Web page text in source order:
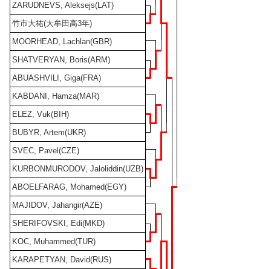
ZARUDNEVS, Aleksejs(LAT)
竹市大祐(大牟田高3年)
MOORHEAD, Lachlan(GBR)
SHATVERYAN, Boris(ARM)
ABUASHVILI, Giga(FRA)
KABDANI, Hamza(MAR)
ELEZ, Vuk(BIH)
BUBYR, Artem(UKR)
SVEC, Pavel(CZE)
KURBONMURODOV, Jaloliddin(UZB)
ABOELFARAG, Mohamed(EGY)
MAJIDOV, Jahangir(AZE)
SHERIFOVSKI, Edi(MKD)
KOC, Muhammed(TUR)
KARAPETYAN, David(RUS)